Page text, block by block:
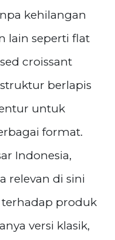
kehilangan
lain seperti flat
croissant
berlapis
untuk
format.
Indonesia,
relevan di sini
produk
versi klasik,